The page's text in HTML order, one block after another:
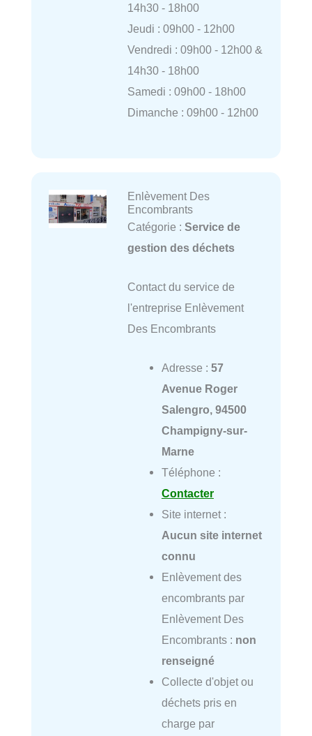
14h30 - 18h00
Jeudi : 09h00 - 12h00
Vendredi : 09h00 - 12h00 &
14h30 - 18h00
Samedi : 09h00 - 18h00
Dimanche : 09h00 - 12h00
Enlèvement Des
Encombrants
Catégorie : Service de
gestion des déchets
Contact du service de
l'entreprise Enlèvement
Des Encombrants
Adresse : 57
Avenue Roger
Salengro, 94500
Champigny-sur-
Marne
Téléphone :
Contacter
Site internet :
Aucun site internet
connu
Enlèvement des
encombrants par
Enlèvement Des
Encombrants : non
renseigné
Collecte d'objet ou
déchets pris en
charge par